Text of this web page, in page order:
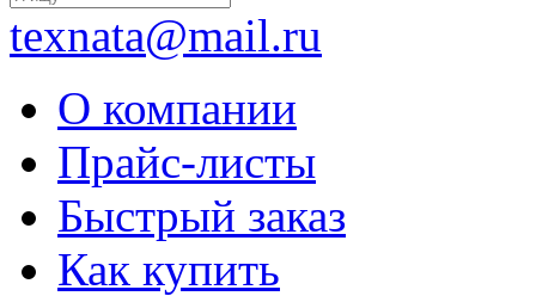
texnata@mail.ru
О компании
Прайс-листы
Быстрый заказ
Как купить